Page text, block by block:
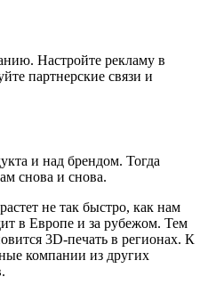
Настройте рекламу в
партнерские связи и
и над брендом. Тогда
снова и снова.
не так быстро, как нам
в Европе и за рубежом. Тем
3D-печать в регионах. К
компании из других